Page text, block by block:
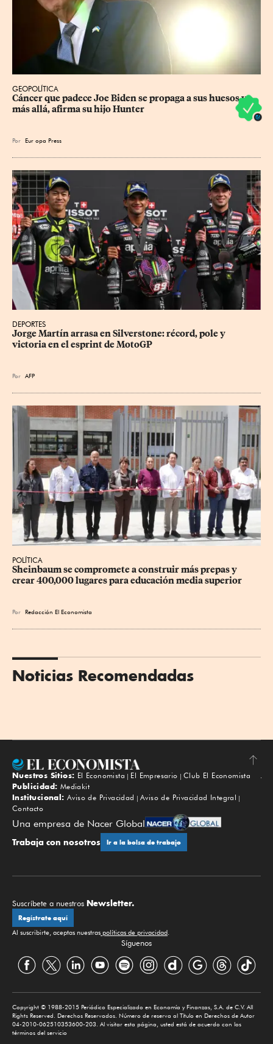
GEOPOLÍTICA
Cáncer que padece Joe Biden se propaga a sus huesos y
más allá, afirma su hijo Hunter
Por Eur opa Press
DEPORTES
Jorge Martín arrasa en Silverstone: récord, pole y
victoria en el esprint de MotoGP
Por AFP
POLÍTICA
Sheinbaum se compromete a construir más prepas y
crear 400,000 lugares para educación media superior
Por Redacción El Economista
Noticias Recomendadas
Subir
Nuestros Sitios: El Economista El Empresario
Club El Economista
Publicidad: Mediakit
Institucional: Aviso de Privacidad
Aviso de Privacidad Integral
Contacto
Una empresa de Nacer Global
Trabaja con nosotros Ir a la bolsa de trabajo
Suscríbete a nuestros Newsletter.
Regístrate aquí
Al suscribirte, aceptas nuestras políticas de privacidad.
Síguenos
Copyright © 1988-2015 Periódico Especializado en Economía y Finanzas, S.A. de C.V. All
Rights Reserved. Derechos Reservados. Número de reserva al Título en Derechos de Autor
04-2010-062510353600-203. Al visitar esta página, usted está de acuerdo con los
términos del servicio